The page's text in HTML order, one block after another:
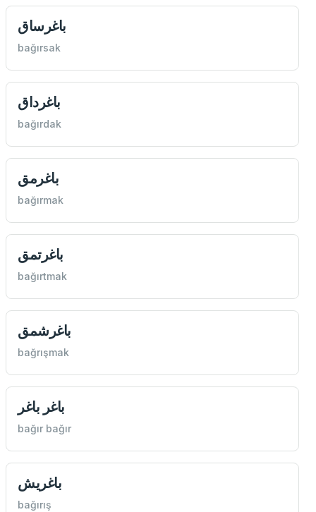
باغرساق
bağırsak
باغرداق
bağırdak
باغرمق
bağırmak
باغرتمق
bağırtmak
باغرشمق
bağrışmak
باغر باغر
bağır bağır
باغريش
bağırış